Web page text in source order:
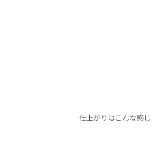
仕上がりはこんな感じ